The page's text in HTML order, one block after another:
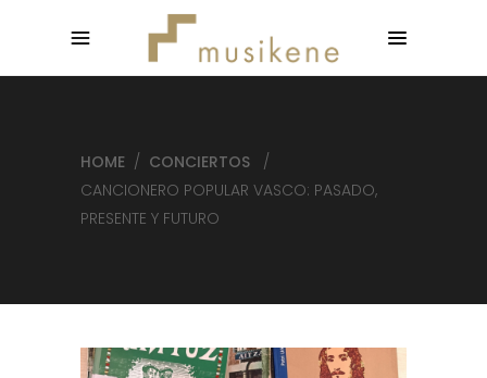
HOME / CONCIERTOS
/
CANCIONERO POPULAR VASCO: PASADO,
PRESENTE Y FUTURO